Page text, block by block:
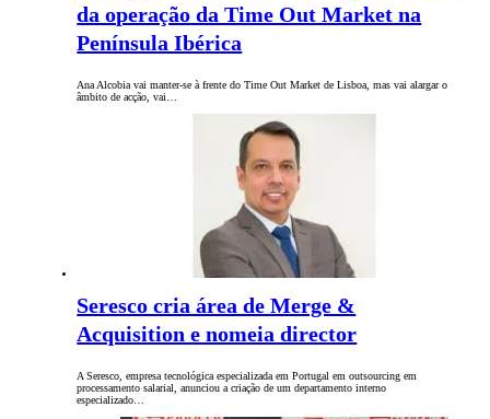
da operação da Time Out Market na
Península Ibérica
Ana Alcobia vai manter-se à frente do Time Out Market de Lisboa, mas vai alargar o
âmbito de acção, vai…
Seresco cria área de Merge &
Acquisition e nomeia director
A Seresco, empresa tecnológica especializada em Portugal em outsourcing em
processamento salarial, anunciou a criação de um departamento interno
especializado…